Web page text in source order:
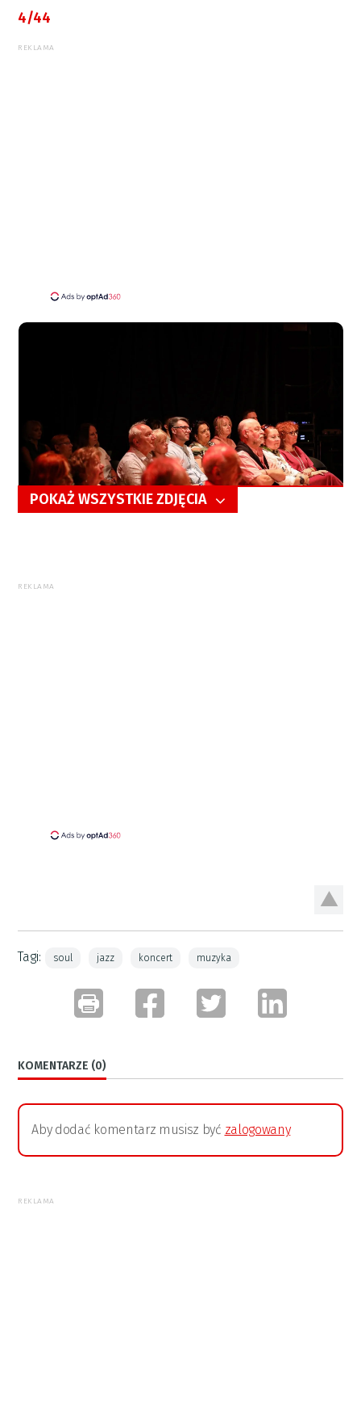
4/44
REKLAMA
POKAŻ WSZYSTKIE ZDJĘCIA
REKLAMA
Tagi: soul jazz koncert muzyka
KOMENTARZE (0)
Aby dodać komentarz musisz być zalogowany
REKLAMA